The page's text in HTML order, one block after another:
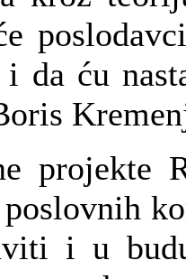
i da ću
projekte
i u